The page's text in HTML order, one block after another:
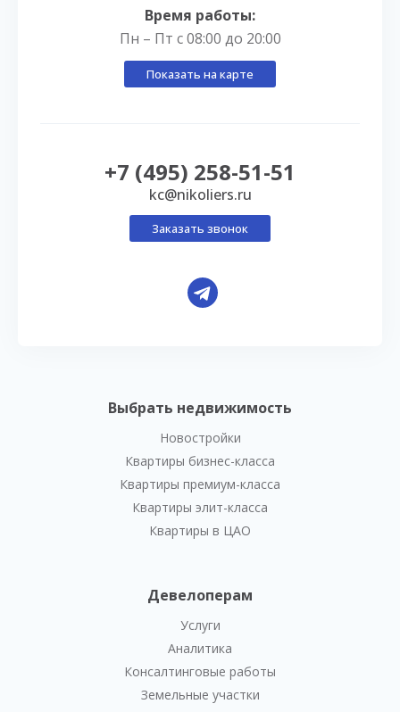
Выбрать недвижимость
Новостройки
Квартиры бизнес-класса
Квартиры премиум-класса
Квартиры элит-класса
Квартиры в ЦАО
Девелоперам
Услуги
Аналитика
Консалтинговые работы
Земельные участки
Время работы:
Пн – Пт с 08:00 до 20:00
Показать на карте
+7 (495) 258-51-51
kc@nikoliers.ru
Заказать звонок